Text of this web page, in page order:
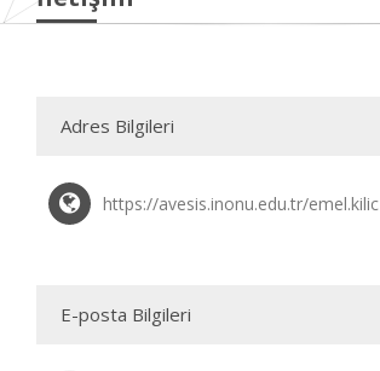
Adres Bilgileri
https://avesis.inonu.edu.tr/emel.kilic
E-posta Bilgileri